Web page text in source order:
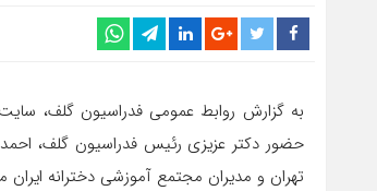
حضور دکتر عزیزی رئیس فدراسیون گلف،
تهران و مدیران مجتمع آموزشی دخترانه